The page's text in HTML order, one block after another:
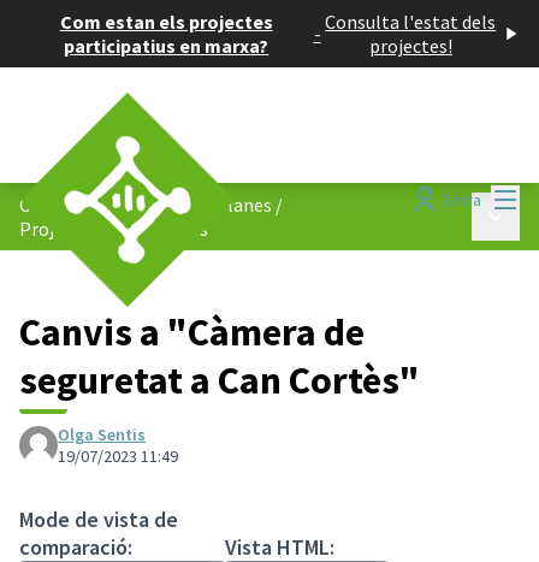
Com estan els projectes
participatius en marxa?
- Consulta l'estat dels
projectes!
Entra
Consell de Barris de Les Planes /
Projectes participatius
Canvis a "Càmera de
seguretat a Can Cortès"
Olga Sentis
19/07/2023 11:49
Mode de vista de
comparació:
Vista HTML: